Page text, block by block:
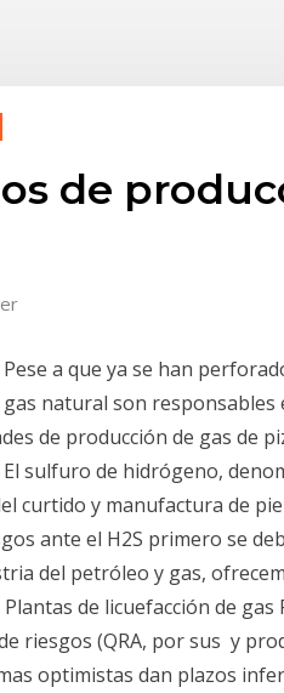
de
Pese a que ya se han
natural son
de producción de gas de
El sulfuro de hidrógeno,
curtido y manufactura de
ante el H2S primero se
del petróleo y gas,
de licuefacción de
riesgos (QRA, por sus y
optimistas dan plazos